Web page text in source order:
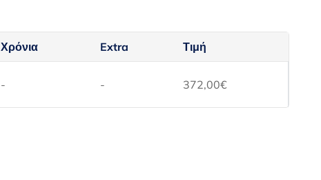
Χρόνια Extra Τιμή
- - 372,00€